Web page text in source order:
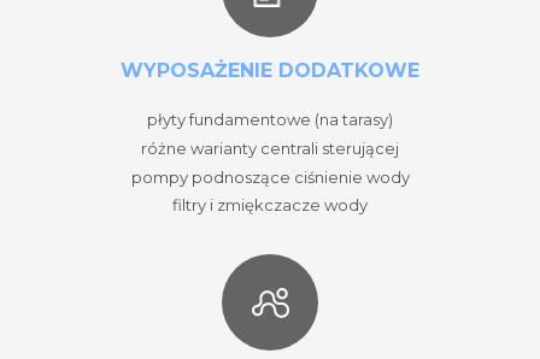
WYPOSAŻENIE DODATKOWE
płyty fundamentowe (na tarasy)
różne warianty centrali sterującej
pompy podnoszące ciśnienie wody
filtry i zmiękczacze wody